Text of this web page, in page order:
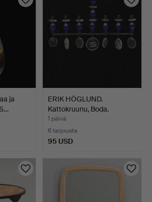
ja
ERIK HÖGLUND.
Kattokruunu, Boda.
1 päivä
6 tarjousta
95 USD